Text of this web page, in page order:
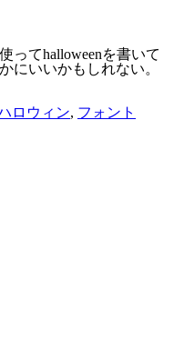
ってhalloweenを書いて
にいいかもしれない。
ロウィン, フォント